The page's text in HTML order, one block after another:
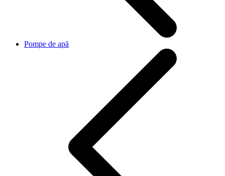
Pompe de apă